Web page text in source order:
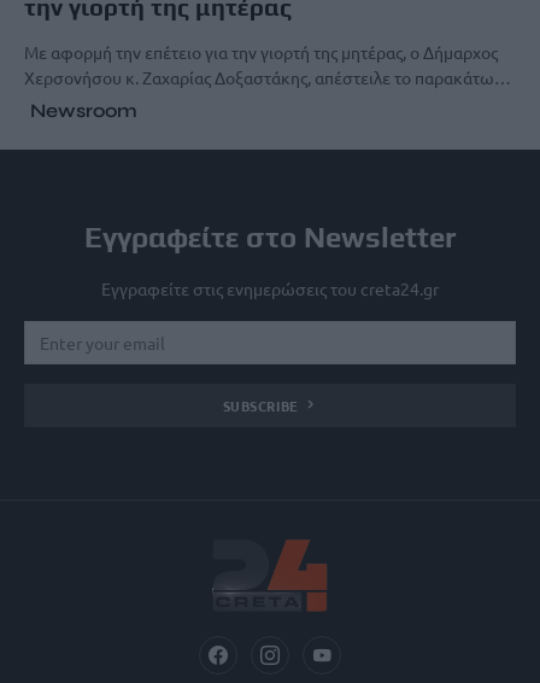
την γιορτή της μητέρας
Με αφορμή την επέτειο για την γιορτή της μητέρας, ο Δήμαρχος
Χερσονήσου κ. Ζαχαρίας Δοξαστάκης, απέστειλε το παρακάτω…
Newsroom
Εγγραφείτε στο Newsletter
Εγγραφείτε στις ενημερώσεις του creta24.gr
SUBSCRIBE